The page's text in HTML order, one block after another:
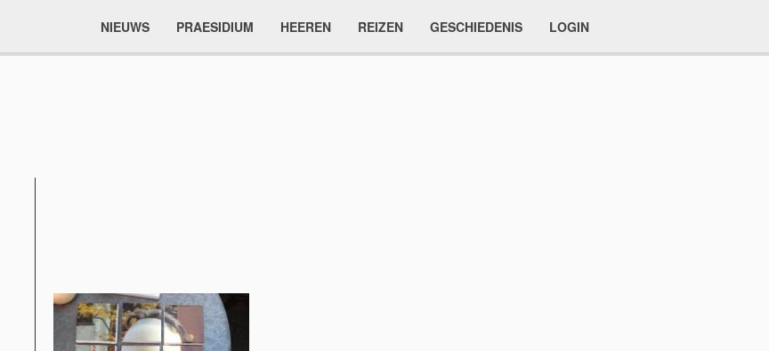
NIEUWS PRAESIDIUM HEEREN REIZEN GESCHIEDENIS LOGIN